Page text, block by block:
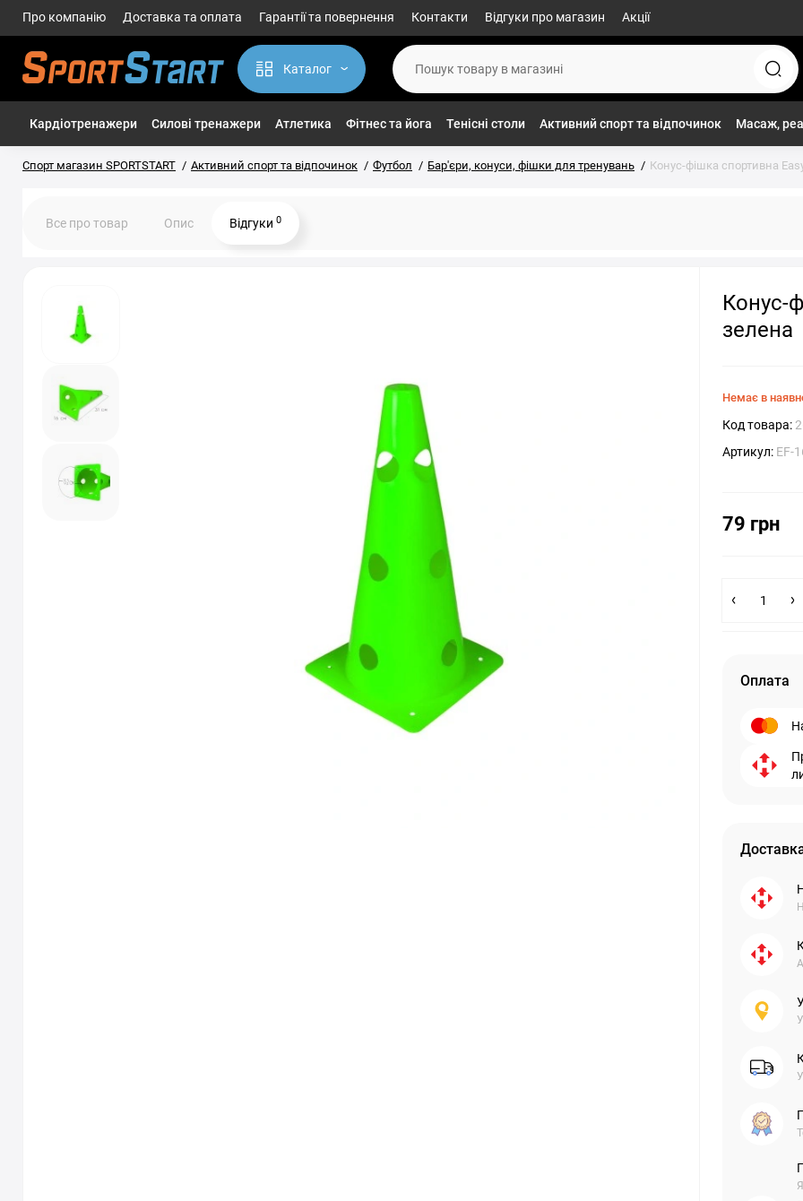
Про компанію Доставка та оплата Гарантії та повернення Контакти Відгуки про магазин Акції
Каталог
Кардіотренажери Силові тренажери Атлетика Фітнес та йога Тенісні столи Активний спорт та відпочинок Масаж,
Спорт магазин SPORTSTART Активний спорт та відпочинок Футбол Бар'єри, конуси, фішки для тренувань Конус-фішка спортивна
Все про товар Опис Відгуки 0
Конус-
зелена
Немає в
Код товара:
Артикул: EF-
79 грн
Оплата